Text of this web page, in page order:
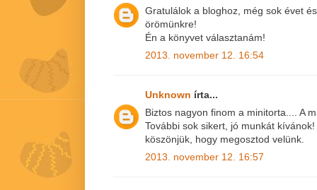
Gratulálok a bloghoz, még sok évet
örömünkre!
Én a könyvet választanám!
2013. november 12. 16:54
Unknown írta...
Biztos nagyon finom a minitorta.... A
További sok sikert, jó munkát
köszönjük, hogy megosztod velünk.
2013. november 12. 16:57